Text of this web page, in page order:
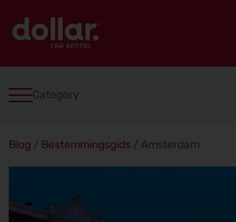
Category
Blog / Bestemmingsgids / Amsterdam